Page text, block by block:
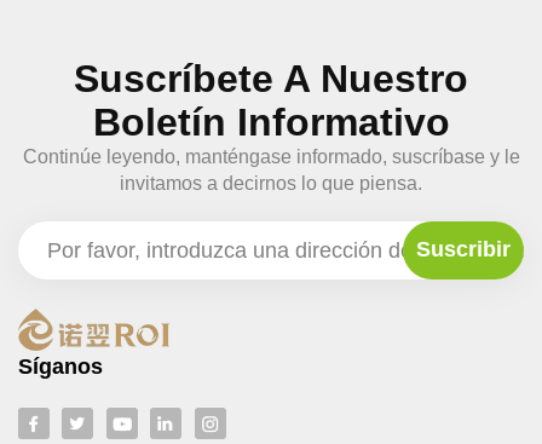
Suscríbete A Nuestro
Boletín Informativo
Continúe leyendo, manténgase informado, suscríbase y le
invitamos a decirnos lo que piensa.
Síganos